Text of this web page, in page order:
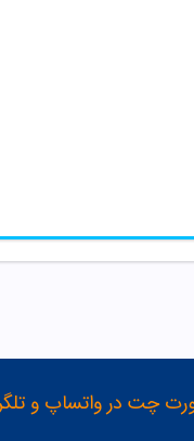
و تلگرام با شماره